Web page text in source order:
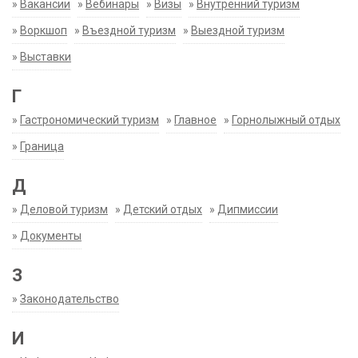
» Вакансии » Вебинары » Визы » Внутренний туризм
» Воркшоп » Въездной туризм » Выездной туризм
» Выставки
Г
» Гастрономический туризм » Главное » Горнолыжный отдых
» Граница
Д
» Деловой туризм » Детский отдых » Дипмиссии
» Документы
З
» Законодательство
И